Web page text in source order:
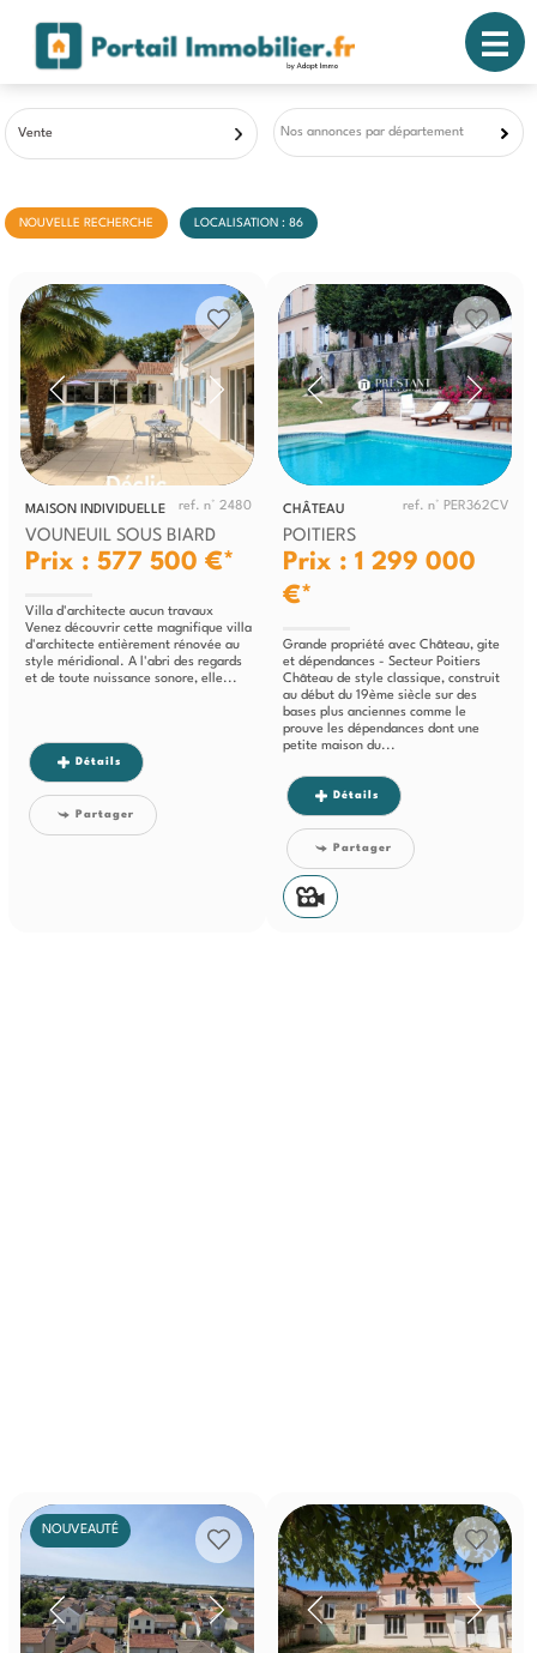
Vente Nos annonces par département
NOUVELLE RECHERCHE LOCALISATION : 86
MAISON INDIVIDUELLE ref. n° 2480
VOUNEUIL SOUS BIARD
Prix : 577 500 €*
Villa d'architecte aucun travaux
Venez découvrir cette magnifique villa
d'architecte entièrement rénovée au
style méridional. A l'abri des regards
et de toute nuissance sonore, elle...
Détails
Partager
CHÂTEAU ref. n° PER362CV
POITIERS
Prix : 1 299 000
€*
Grande propriété avec Château, gite
et dépendances - Secteur Poitiers
Château de style classique, construit
au début du 19ème siècle sur des
bases plus anciennes comme le
prouve les dépendances dont une
petite maison du...
Détails
Partager
NOUVEAUTÉ